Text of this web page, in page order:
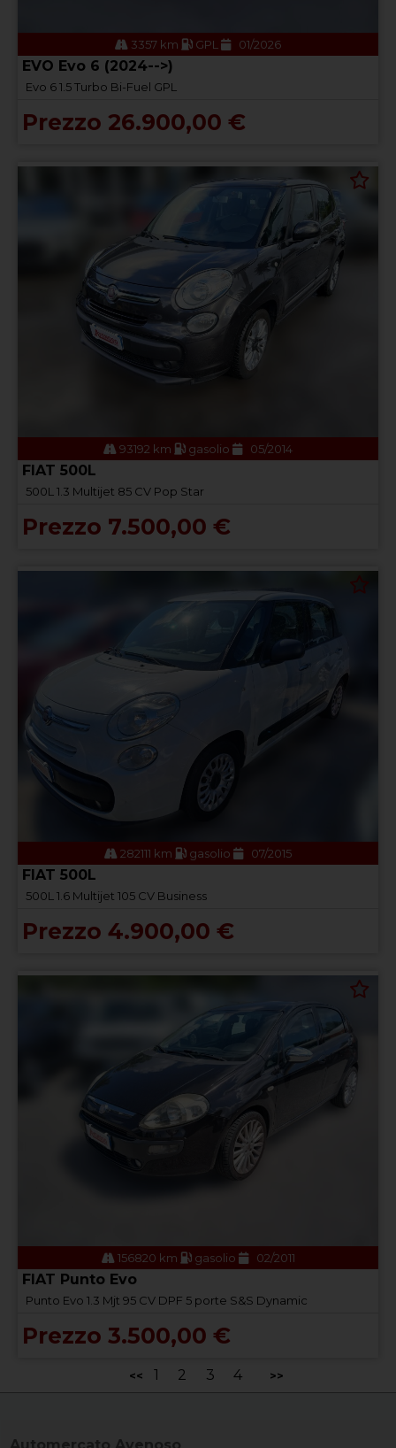
3357 km GPL 01/2026
EVO Evo 6 (2024-->)
Evo 6 1.5 Turbo Bi-Fuel GPL
Prezzo 26.900,00 €
93192 km gasolio 05/2014
FIAT 500L
500L 1.3 Multijet 85 CV Pop Star
Prezzo 7.500,00 €
282111 km gasolio 07/2015
FIAT 500L
500L 1.6 Multijet 105 CV Business
Prezzo 4.900,00 €
156820 km gasolio 02/2011
FIAT Punto Evo
Punto Evo 1.3 Mjt 95 CV DPF 5 porte S&S Dynamic
Prezzo 3.500,00 €
<< 1 2 3 4 >>